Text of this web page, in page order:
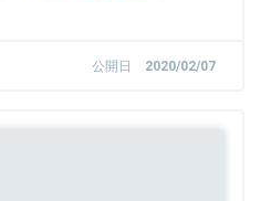
公開日 2020/02/07